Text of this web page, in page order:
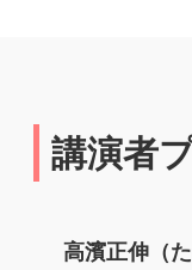
講演者
高濱正伸（